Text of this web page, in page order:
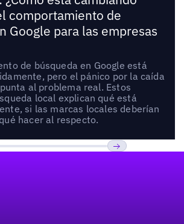
comportamiento de
Google para las empresas
de búsqueda en Google está
pero el pánico por la caída
al problema real. Estos
local explican qué está
si las marcas locales deberían
hacer al respecto.